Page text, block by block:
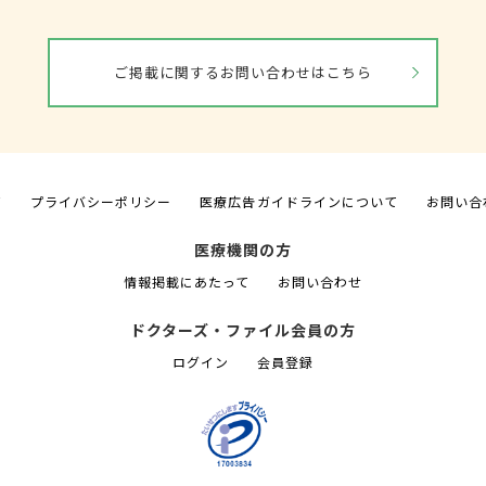
ご掲載に関するお問い合わせはこちら
プライバシーポリシー 医療広告ガイドラインについて お問い合
医療機関の方
情報掲載にあたって お問い合わせ
ドクターズ・ファイル会員の方
ログイン 会員登録